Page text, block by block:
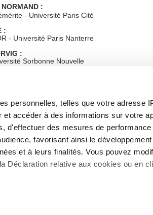
personnelles, telles que votre adresse
accéder à des informations sur votre
d'effectuer des mesures de
favorisant ainsi le
et à leurs finalités. Vous pouvez
Déclaration relative aux cookies ou en
:
- Université Paris Cité
:
- Université Paris Nanterre
:
Sorbonne Nouvelle
de Tours
Soutenance